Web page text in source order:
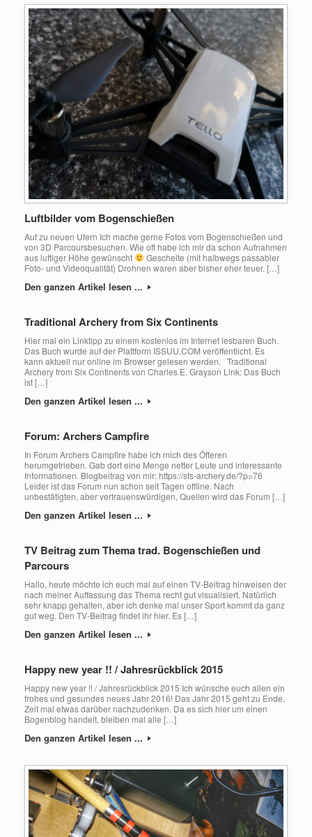
Luftbilder vom Bogenschießen
Auf zu neuen Ufern Ich mache gerne Fotos vom Bogenschießen und
von 3D Parcoursbesuchen. Wie oft habe ich mir da schon Aufnahmen
aus luftiger Höhe gewünscht
Gescheite (mit halbwegs passabler
Foto- und Videoqualität) Drohnen waren aber bisher eher teuer. […]
Den ganzen Artikel lesen ...
Traditional Archery from Six Continents
Hier mal ein Linktipp zu einem kostenlos im Internet lesbaren Buch.
Das Buch wurde auf der Plattform ISSUU.COM veröffentlicht. Es
kann aktuell nur online im Browser gelesen werden. Traditional
Archery from Six Continents von Charles E. Grayson Link: Das Buch
ist […]
Den ganzen Artikel lesen ...
Forum: Archers Campfire
In Forum Archers Campfire habe ich mich des Öfteren
herumgetrieben. Gab dort eine Menge netter Leute und interessante
Informationen. Blogbeitrag von mir: https://sfs-archery.de/?p=76
Leider ist das Forum nun schon seit Tagen offline. Nach
unbestätigten, aber vertrauenswürdigen, Quellen wird das Forum […]
Den ganzen Artikel lesen ...
TV Beitrag zum Thema trad. Bogenschießen und
Parcours
Hallo, heute möchte ich euch mal auf einen TV-Beitrag hinweisen der
nach meiner Auffassung das Thema recht gut visualisiert. Natürlich
sehr knapp gehalten, aber ich denke mal unser Sport kommt da ganz
gut weg. Den TV-Beitrag findet ihr hier. Es […]
Den ganzen Artikel lesen ...
Happy new year !! / Jahresrückblick 2015
Happy new year !! / Jahresrückblick 2015 Ich wünsche euch allen ein
frohes und gesundes neues Jahr 2016! Das Jahr 2015 geht zu Ende.
Zeit mal etwas darüber nachzudenken. Da es sich hier um einen
Bogenblog handelt, bleiben mal alle […]
Den ganzen Artikel lesen ...